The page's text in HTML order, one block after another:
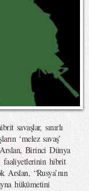
savaşlar, sınırlı
‘melez savaş’
Birinci Dünya
faaliyetlerinin hibrit
Arslan, “Rusya’nın
hükümetini